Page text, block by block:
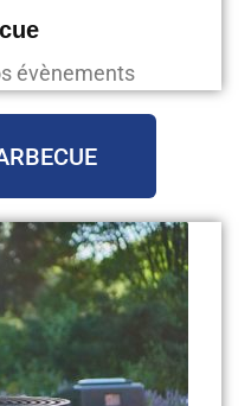
évènements